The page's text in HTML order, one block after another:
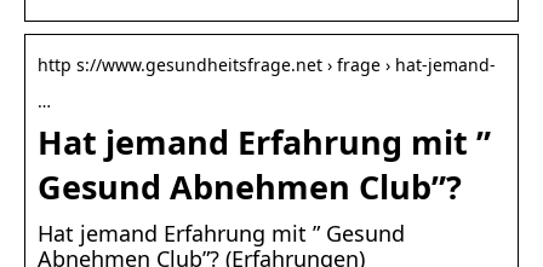
http s://www.gesundheitsfrage.net › frage › hat-jemand-
…
Hat jemand Erfahrung mit ”
Gesund Abnehmen Club”?
Hat jemand Erfahrung mit ” Gesund
Abnehmen Club”? (Erfahrungen)